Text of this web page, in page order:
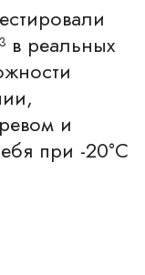
в реальных
и
при -20°C